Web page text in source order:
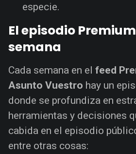
especie.
El episodio
semana
Cada semana en el feed
Asunto Vuestro hay un
donde se profundiza en
herramientas y decisiones
cabida en el episodio
entre otras cosas: